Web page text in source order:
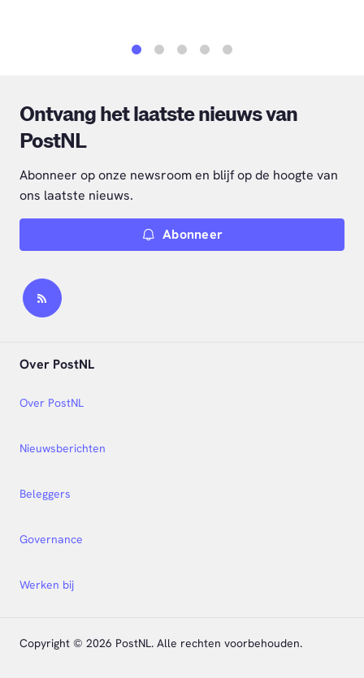
Ontvang het laatste nieuws van
PostNL
Abonneer op onze newsroom en blijf op de hoogte van
ons laatste nieuws.
Abonneer
Over PostNL
Nieuwsberichten
Over PostNL
Beleggers
Governance
Werken bij
Copyright © 2026 PostNL. Alle rechten voorbehouden.